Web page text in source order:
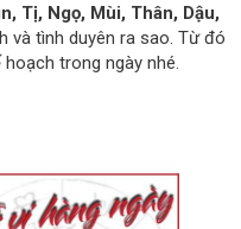
Tị, Ngọ, Mùi, Thân, Dậu,
và tình duyên ra sao. Từ đó
trong ngày nhé.